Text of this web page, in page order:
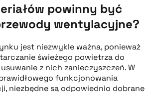
powinny być
wentylacyjne?
jest niezwykle ważna, ponieważ
świeżego powietrza do
z nich zanieczyszczeń. W
funkcjonowania
niezbędne są odpowiednio dobrane